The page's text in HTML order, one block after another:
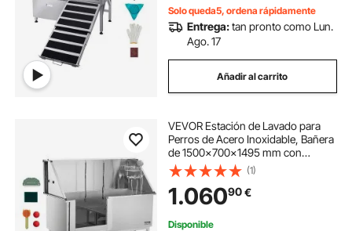
Solo queda5, ordena rápidamente
Entrega:tan pronto como Lun.
Ago. 17
Añadir al carrito
VEVOR Estación de Lavado para
Perros de Acero Inoxidable, Bañera
de 1500x700x1495 mm con
Escalera, Filtro de Agua de
Polietileno, Grifo, Ducha y Jabonera
para Varias Mascotas, Puerta
Izquierda
(1)
1.06090€
Disponible